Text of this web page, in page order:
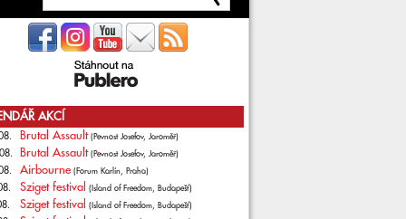
AKCÍ
Brutal Assault (Pevnost Josefov, Jaroměř)
Brutal Assault (Pevnost Josefov, Jaroměř)
Airbourne (Forum Karlín, Praha)
Sziget festival (Island of Freedom, Budapešť)
Sziget festival (Island of Freedom, Budapešť)